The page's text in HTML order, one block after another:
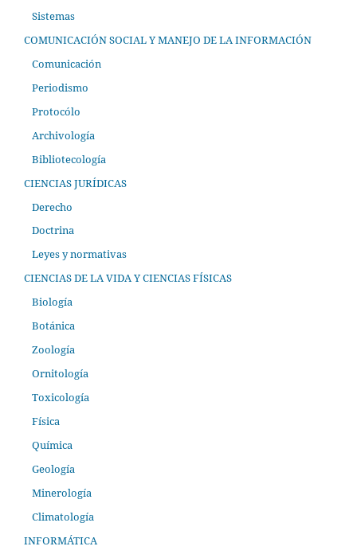
Sistemas
COMUNICACIÓN SOCIAL Y MANEJO DE LA INFORMACIÓN
Comunicación
Periodismo
Protocólo
Archivología
Bibliotecología
CIENCIAS JURÍDICAS
Derecho
Doctrina
Leyes y normativas
CIENCIAS DE LA VIDA Y CIENCIAS FÍSICAS
Biología
Botánica
Zoología
Ornitología
Toxicología
Física
Química
Geología
Minerología
Climatología
INFORMÁTICA